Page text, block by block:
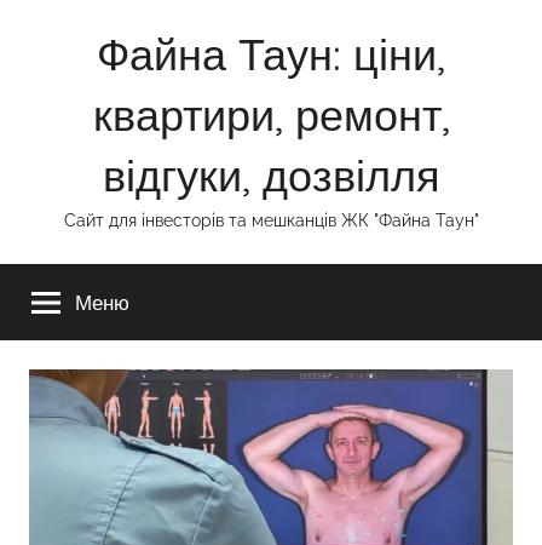
Файна Таун: ціни,
квартири, ремонт,
відгуки, дозвілля
Сайт для інвесторів та мешканців ЖК "Файна Таун"
Меню